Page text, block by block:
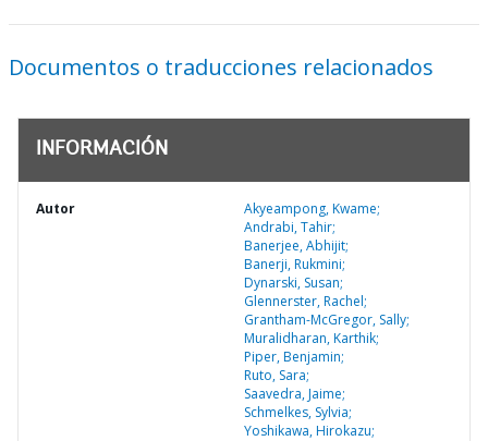
Documentos o traducciones relacionados
INFORMACIÓN
Autor
Akyeampong, Kwame;
Andrabi, Tahir;
Banerjee, Abhijit;
Banerji, Rukmini;
Dynarski, Susan;
Glennerster, Rachel;
Grantham-McGregor, Sally;
Muralidharan, Karthik;
Piper, Benjamin;
Ruto, Sara;
Saavedra, Jaime;
Schmelkes, Sylvia;
Yoshikawa, Hirokazu;